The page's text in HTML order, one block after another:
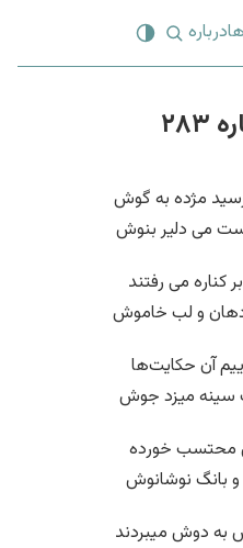
درباره
مژده به گوش
می دلیر بنوش
کناره می رفتند
و لب خاموش
آن حکایت‌ها
سینه میزد جوش
محتسب خورده
و بانگ نوشانوش
دوش میبردند